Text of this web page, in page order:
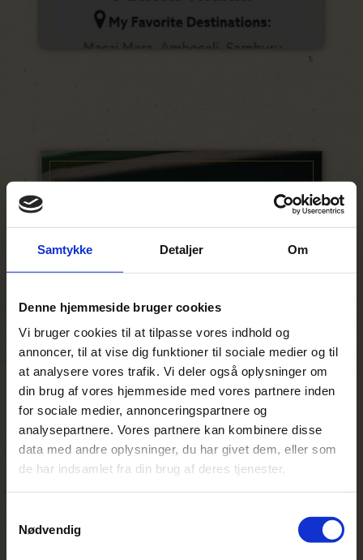
Samtykke Detaljer Om
Denne hjemmeside bruger cookies
Vi bruger cookies til at tilpasse vores indhold og
annoncer, til at vise dig funktioner til sociale medier og til
at analysere vores trafik. Vi deler også oplysninger om
din brug af vores hjemmeside med vores partnere inden
for sociale medier, annonceringspartnere og
analysepartnere. Vores partnere kan kombinere disse
data med andre oplysninger, du har givet dem, eller som
de har indsamlet fra din brug af deres tjenester.
Nødvendig